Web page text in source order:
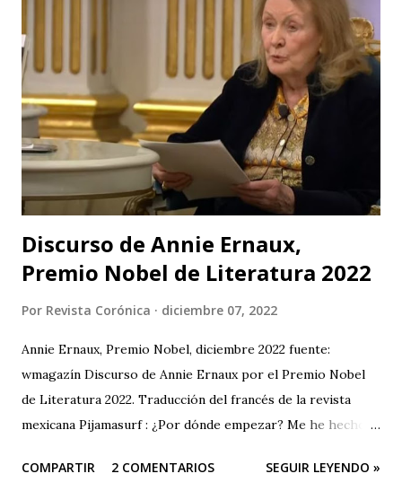
Discurso de Annie Ernaux,
Premio Nobel de Literatura 2022
Por Revista Corónica diciembre 07, 2022
Annie Ernaux, Premio Nobel, diciembre 2022 fuente:
wmagazín Discurso de Annie Ernaux por el Premio Nobel
de Literatura 2022. Traducción del francés de la revista
mexicana Pijamasurf : ¿Por dónde empezar? Me he hecho
blanco. Como si tuviera que encontrar la frase, la única, que
COMPARTIR 2 COMENTARIOS SEGUIR LEYENDO »